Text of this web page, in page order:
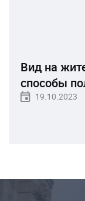
Вид на
способы
19.10.2023